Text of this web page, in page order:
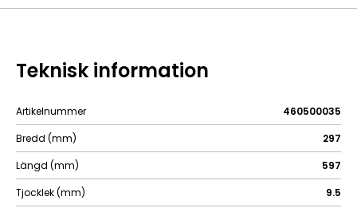
Teknisk information
Artikelnummer
460500035
Bredd (mm)
297
Längd (mm)
597
Tjocklek (mm)
9.5